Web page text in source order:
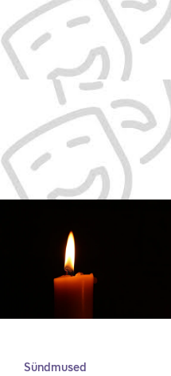
Sündmused